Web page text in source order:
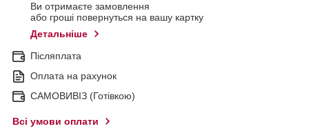
Ви отримаєте замовлення
або гроші повернуться на вашу картку
Детальніше
Післяплата
Оплата на рахунок
САМОВИВІЗ (Готівкою)
Всі умови оплати